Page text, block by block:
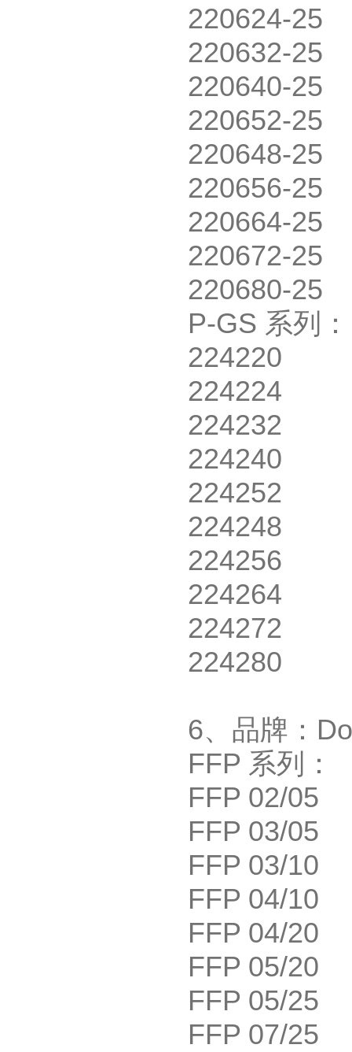
220624-25
220632-25
220640-25
220652-25
220648-25
220656-25
220664-25
220672-25
220680-25
P-GS 系列：
224220
224224
224232
224240
224252
224248
224256
224264
224272
224280
6、品牌：
FFP 系列：
FFP 02/05
FFP 03/05
FFP 03/10
FFP 04/10
FFP 04/20
FFP 05/20
FFP 05/25
FFP 07/25